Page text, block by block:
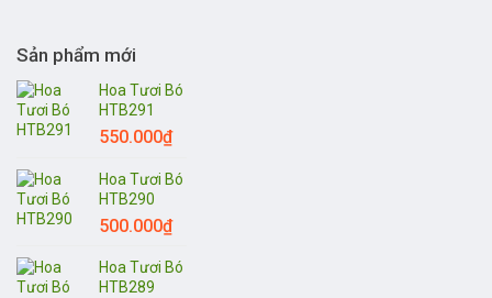
Sản phẩm mới
Hoa Tươi Bó
HTB291
550.000₫
Hoa Tươi Bó
HTB290
500.000₫
Hoa Tươi Bó
HTB289